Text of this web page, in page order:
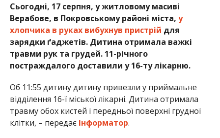
Сьогодні, 17 серпня, у житловому масиві
Верабове, в Покровському районі міста, у
хлопчика в руках вибухнув пристрій для
зарядки ґаджетів. Дитина отримала важкі
травми рук та грудей. 11-річного
постраждалого доставили у 16-ту лікарню.
Об 11:55 дитину дитину привезли у приймальне
відділення 16-ї міської лікарні. Дитина отримала
травму обох кистей і передньої поверхні грудної
клітки, – передає Інформатор.